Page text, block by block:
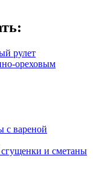
рулет
ореховым
с вареной
и сметаны